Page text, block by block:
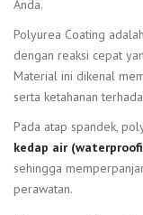
Anda.
Polyurea Coating
dengan reaksi cepat
Material ini dikenal
serta ketahanan
Pada atap spandek,
kedap air
sehingga
perawatan.